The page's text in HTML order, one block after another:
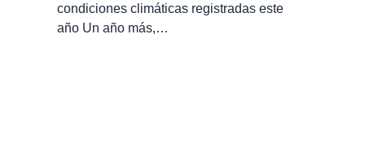
condiciones climáticas registradas este
año Un año más,…